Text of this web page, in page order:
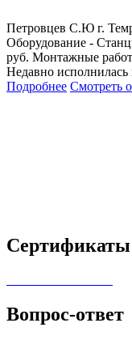
Петровцев С.Ю г.
Оборудование -
руб. Монтажные
Недавно
Подробнее Смотреть
Сертификаты
Вопрос-ответ